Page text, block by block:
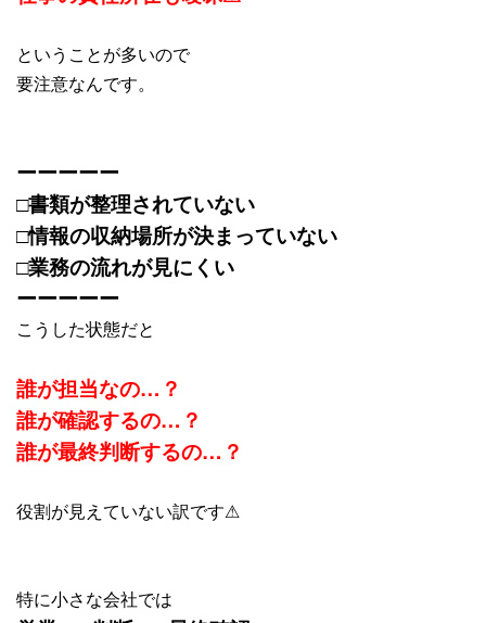
ということが多いので
要注意なんです。
ーーーーー
□書類が整理されていない
□情報の収納場所が決まっていない
□業務の流れが見にくい
ーーーーー
こうした状態だと
誰が担当なの…？
誰が確認するの…？
誰が最終判断するの…？
役割が見えていない訳です⚠
特に小さな会社では